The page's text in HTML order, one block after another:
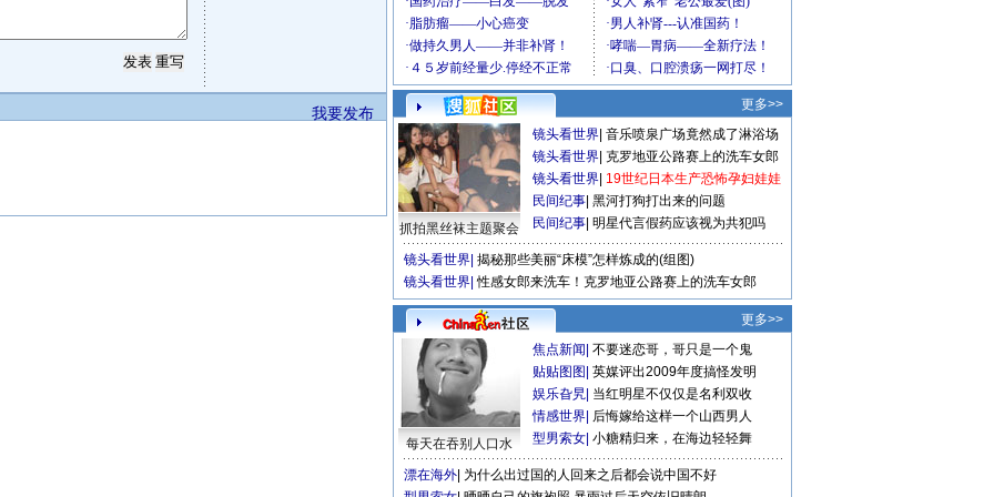
我要发布 更多>>
抓拍黑丝袜主题聚会
镜头看世界 音乐喷泉广场竟然成了淋浴场
镜头看世界 克罗地亚公路赛上的洗车女郎
镜头看世界 19世纪日本生产恐怖孕妇娃娃
民间纪事 黑河打狗打出来的问题
民间纪事 明星代言假药应该视为共犯吗
镜头看世界 揭秘那些美丽“床模”怎样炼成的(组图)
镜头看世界 性感女郎来洗车！克罗地亚公路赛上的洗车女郎
更多>>
每天在吞别人口水
焦点新闻 不要迷恋哥，哥只是一个鬼
贴贴图图 英媒评出2009年度搞怪发明
娱乐旮旯 当红明星不仅仅是名利双收
情感世界 后悔嫁给这样一个山西男人
型男索女 小糖精归来，在海边轻轻舞
漂在海外 为什么出过国的人回来之后都会说中国不好